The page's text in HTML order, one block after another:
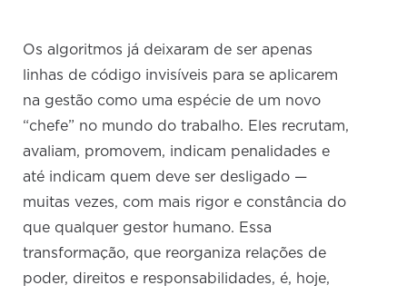
Os algoritmos já deixaram de ser apenas
linhas de código invisíveis para se aplicarem
na gestão como uma espécie de um novo
“chefe” no mundo do trabalho. Eles recrutam,
avaliam, promovem, indicam penalidades e
até indicam quem deve ser desligado —
muitas vezes, com mais rigor e constância do
que qualquer gestor humano. Essa
transformação, que reorganiza relações de
poder, direitos e responsabilidades, é, hoje,